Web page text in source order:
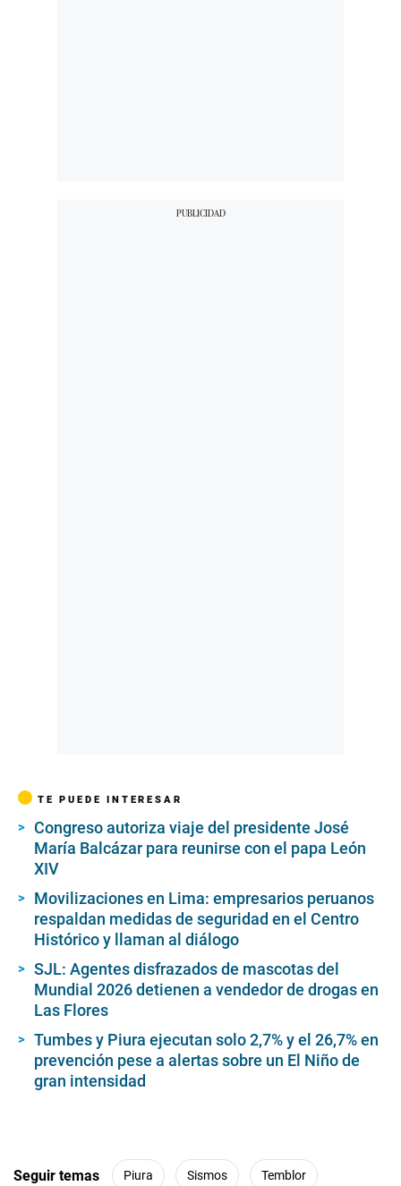
TE PUEDE INTERESAR
Congreso autoriza viaje del presidente José
María Balcázar para reunirse con el papa León
XIV
Movilizaciones en Lima: empresarios peruanos
respaldan medidas de seguridad en el Centro
Histórico y llaman al diálogo
SJL: Agentes disfrazados de mascotas del
Mundial 2026 detienen a vendedor de drogas en
Las Flores
Tumbes y Piura ejecutan solo 2,7% y el 26,7% en
prevención pese a alertas sobre un El Niño de
gran intensidad
Seguir temas Piura Sismos Temblor